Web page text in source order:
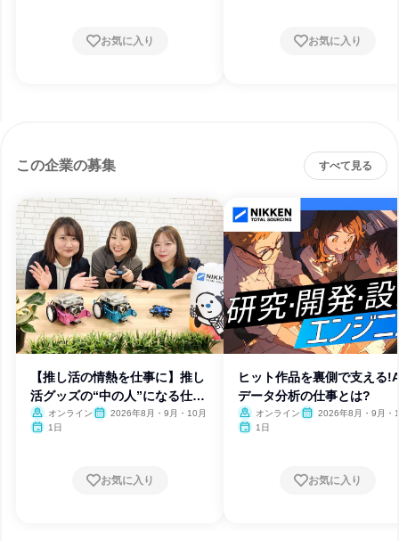
お気に入り お気に入り
この企業の募集 すべて見る
【推し活の情熱を仕事に】推し
活グッズの“中の人”になる仕
事?オンライン
2026年8月・9月・10月
1日
お気に入り
ヒット作品を裏側で支える
データ分析の仕事とは?
オンライン
2026年8月・9月・
1日
お気に入り